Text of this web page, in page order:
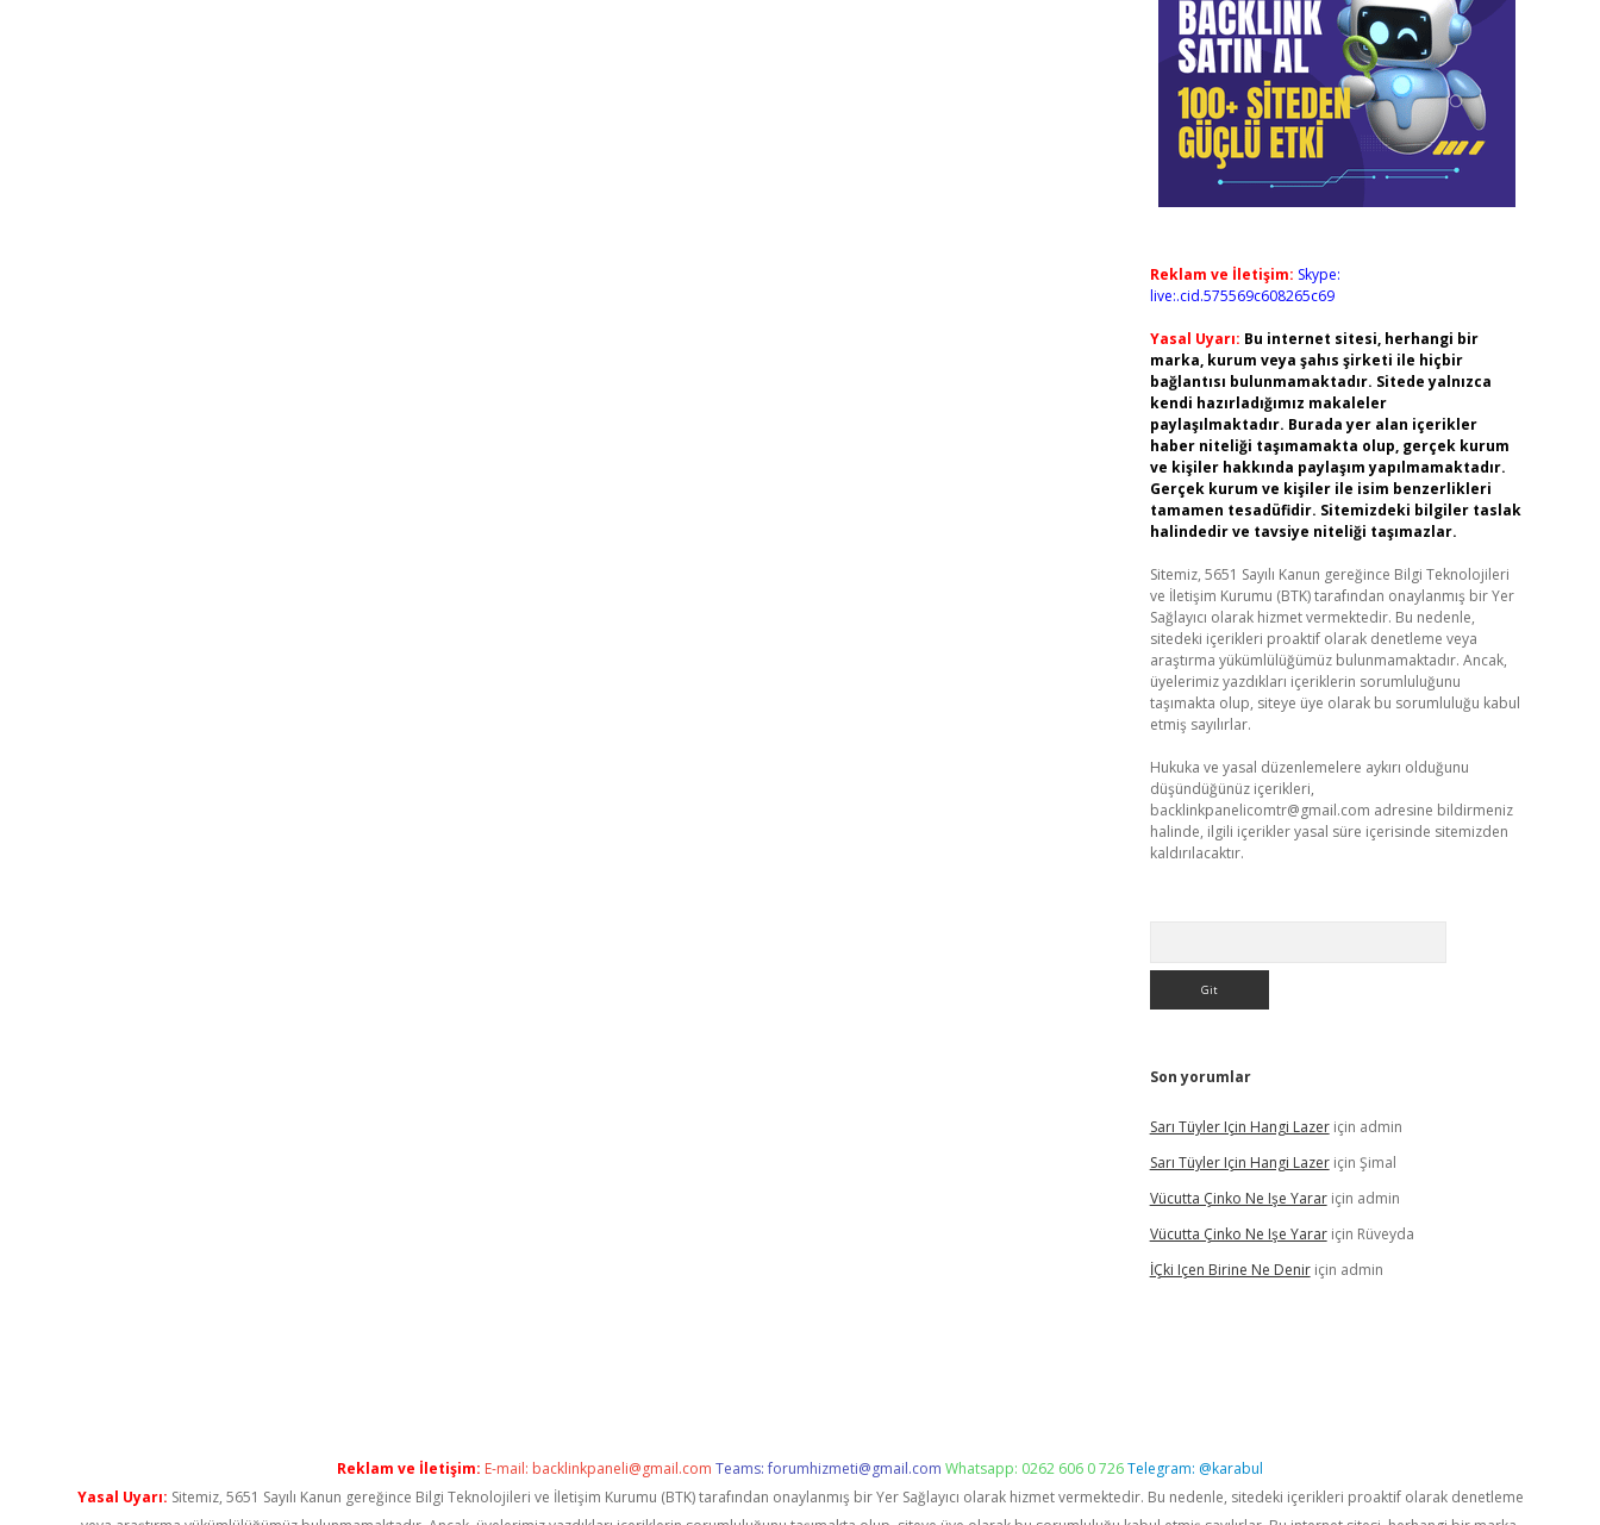
Reklam ve İletişim: Skype:
live:.cid.575569c608265c69
Yasal Uyarı: Bu internet sitesi, herhangi bir
marka, kurum veya şahıs şirketi ile hiçbir
bağlantısı bulunmamaktadır. Sitede yalnızca
kendi hazırladığımız makaleler
paylaşılmaktadır. Burada yer alan içerikler
haber niteliği taşımamakta olup, gerçek kurum
ve kişiler hakkında paylaşım yapılmamaktadır.
Gerçek kurum ve kişiler ile isim benzerlikleri
tamamen tesadüfidir. Sitemizdeki bilgiler taslak
halindedir ve tavsiye niteliği taşımazlar.
Sitemiz, 5651 Sayılı Kanun gereğince Bilgi Teknolojileri
ve İletişim Kurumu (BTK) tarafından onaylanmış bir Yer
Sağlayıcı olarak hizmet vermektedir. Bu nedenle,
sitedeki içerikleri proaktif olarak denetleme veya
araştırma yükümlülüğümüz bulunmamaktadır. Ancak,
üyelerimiz yazdıkları içeriklerin sorumluluğunu
taşımakta olup, siteye üye olarak bu sorumluluğu kabul
etmiş sayılırlar.
Hukuka ve yasal düzenlemelere aykırı olduğunu
düşündüğünüz içerikleri,
backlinkpanelicomtr@gmail.com adresine bildirmeniz
halinde, ilgili içerikler yasal süre içerisinde sitemizden
kaldırılacaktır.
Son yorumlar
Sarı Tüyler Için Hangi Lazeriçin admin
Sarı Tüyler Için Hangi Lazeriçin Şimal
Vücutta Çinko Ne Işe Yarariçin admin
Vücutta Çinko Ne Işe Yarariçin Rüveyda
İÇki Içen Birine Ne Deniriçin admin
Reklam ve İletişim: E-mail: backlinkpaneli@gmail.com Teams:forumhizmeti@gmail.com Whatsapp: 0262 606 0 726Telegram: @karabul
Yasal Uyarı: Sitemiz, 5651 Sayılı Kanun gereğince Bilgi Teknolojileri ve İletişim Kurumu (BTK) tarafından onaylanmış bir Yer Sağlayıcı olarak hizmet vermektedir. Bu nedenle, sitedeki içerikleri proaktif olarak denetleme